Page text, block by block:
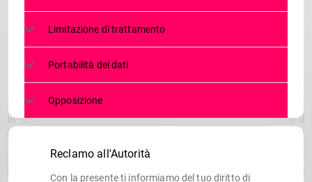
In occasione della Giornata Mondiale della Bicicletta nasce il
Grand Tour della Lombardia by A2A
, un progetto che va oltre il
semplice itinerario cicloturistico e si propone come un vero e
proprio viaggio attraverso l’anima della regione. L’iniziativa,
Limitazione di trattamento
Portabilità dei dati
Opposizione
Reclamo all'Autorità
Con la presente ti informiamo del tuo diritto di